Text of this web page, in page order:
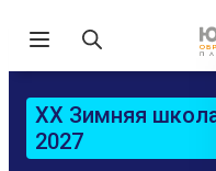
XX Зимняя
2027